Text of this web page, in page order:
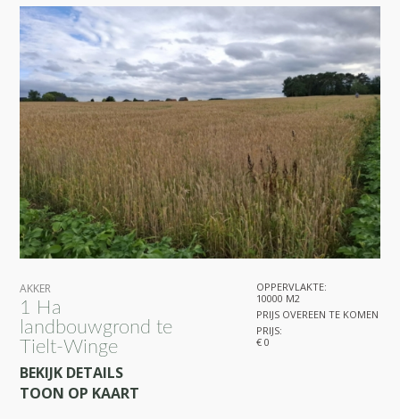
AKKER
1 Ha
landbouwgrond te
Tielt-Winge
BEKIJK DETAILS
TOON OP KAART
OPPERVLAKTE:
10000 M2
PRIJS OVEREEN TE KOMEN
PRIJS:
€ 0